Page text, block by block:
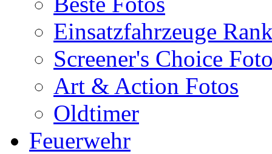
Einsatzfahrzeuge
Screener's Choice
Art & Action Fotos
Oldtimer
Feuerwehr